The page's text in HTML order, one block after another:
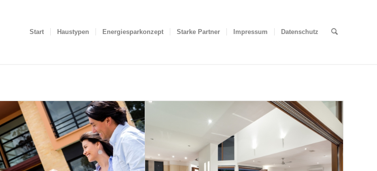
Start Haustypen Energiesparkonzept Starke Partner Impressum Datenschutz